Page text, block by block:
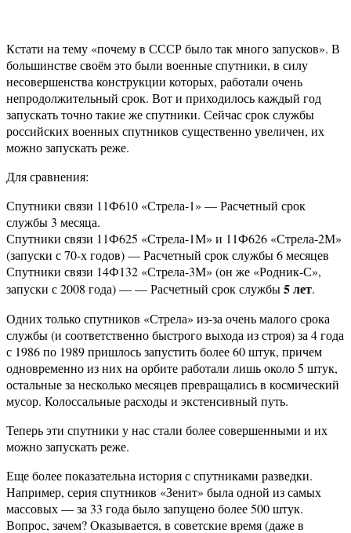
Кстати на тему «почему в СССР было так много запусков». В
большинстве своём это были военные спутники, в силу
несовершенства конструкции которых, работали очень
непродолжительный срок. Вот и приходилось каждый год
запускать точно такие же спутники. Сейчас срок службы
российских военных спутников существенно увеличен, их
можно запускать реже.
Для сравнения:
Спутники связи 11Ф610 «Стрела-1» — Расчетный срок
службы 3 месяца.
Спутники связи 11Ф625 «Стрела-1М» и 11Ф626 «Стрела-2М»
(запуски с 70-х годов) — Расчетный срок службы 6 месяцев
Спутники связи 14Ф132 «Стрела-3М» (он же «Родник-С»,
запуски с 2008 года) — — Расчетный срок службы5 лет.
Одних только спутников «Стрела» из-за очень малого срока
службы (и соответственно быстрого выхода из строя) за 4 года
с 1986 по 1989 пришлось запустить более 60 штук, причем
одновременно из них на орбите работали лишь около 5 штук,
остальные за несколько месяцев превращались в космический
мусор. Колоссальные расходы и экстенсивный путь.
Теперь эти спутники у нас стали более совершенными и их
можно запускать реже.
Еще более показательна история с спутниками разведки.
Например, серия спутников «Зенит» была одной из самых
массовых — за 33 года было запущено более 500 штук.
Вопрос, зачем? Оказывается, в советские время (даже в